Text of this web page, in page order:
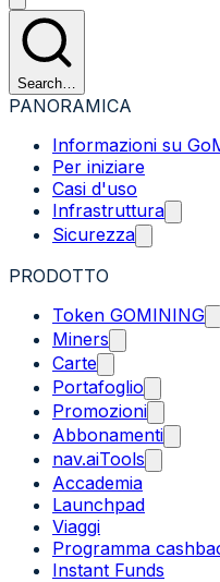
Search…
PANORAMICA
Informazioni su
Per iniziare
Casi d'uso
Infrastruttura
Sicurezza
PRODOTTO
Token GOMINING
Miners
Carte
Portafoglio
Promozioni
Abbonamenti
nav.aiTools
Accademia
Launchpad
Viaggi
Programma
Instant Funds